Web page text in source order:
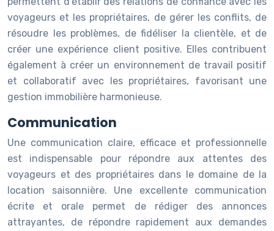
voyageurs et les propriétaires, de gérer les conflits, de
résoudre les problèmes, de fidéliser la clientèle, et de
créer une expérience client positive. Elles contribuent
également à créer un environnement de travail positif
et collaboratif avec les propriétaires, favorisant une
gestion immobilière harmonieuse.
Communication
Une communication claire, efficace et professionnelle
est indispensable pour répondre aux attentes des
voyageurs et des propriétaires dans le domaine de la
location saisonnière. Une excellente communication
écrite et orale permet de rédiger des annonces
attrayantes, de répondre rapidement aux demandes